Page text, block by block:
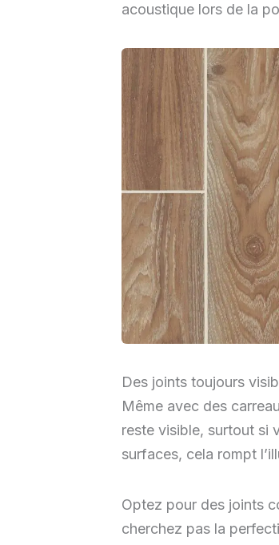
acoustique lors de la
Des joints toujours
Même avec des
reste visible, surtout si
surfaces, cela rompt
Optez pour des joints
cherchez pas la